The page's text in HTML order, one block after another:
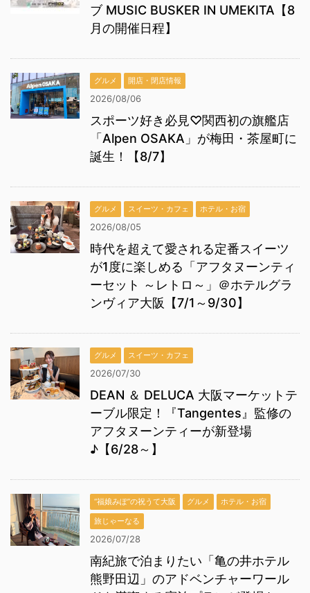
ブ MUSIC BUSKER IN UMEKITA【8
月の開催日程】
グルメ 開店・閉店情報
2026/08/06
スポーツ好き必見♡関西初の旗艦店
「Alpen OSAKA」が梅田・茶屋町に
誕生！【8/7】
グルメ スイーツ・カフェ ホテル・お宿
2026/08/05
時代を超えて愛される定番スイーツ
が1度に楽しめる「アフタヌーンティ
ーセット ～レトロ～」＠ホテルグラ
ンヴィア大阪【7/1～9/30】
グルメ スイーツ・カフェ
2026/07/30
DEAN ＆ DELUCA 大阪マーケットテ
ーブル限定！『Tangentes』監修の
アフタヌーンティーが新登場
♪【6/28～】
“福娘みぽ”の祝うて大阪 グルメ
ホテル・お宿
旅じゃーなる
2026/07/28
南紀旅で泊まりたい「亀の井ホテル
熊野田辺」のアドベンチャーワール